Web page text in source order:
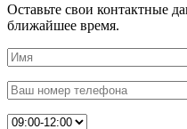
Оставьте свои контактные
ближайшее время.